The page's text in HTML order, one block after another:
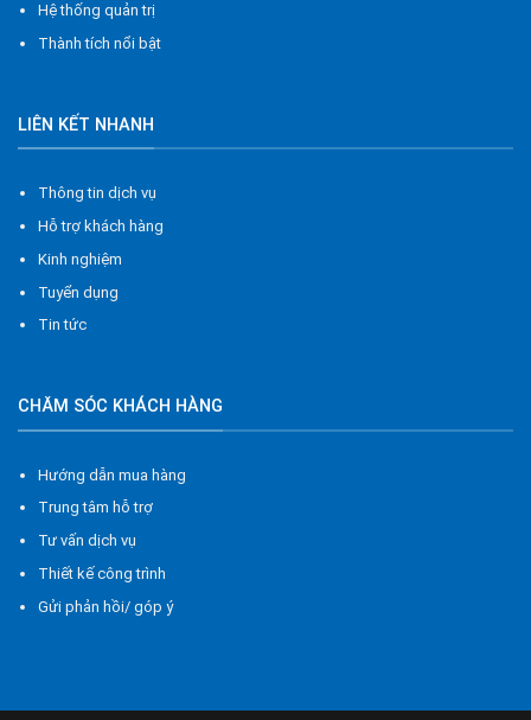
Hệ thống quản trị
Thành tích nổi bật
LIÊN KẾT NHANH
Thông tin dịch vụ
Hỗ trợ khách hàng
Kinh nghiệm
Tuyển dụng
Tin tức
CHĂM SÓC KHÁCH HÀNG
Hướng dẫn mua hàng
Trung tâm hỗ trợ
Tư vấn dịch vụ
Thiết kế công trình
Gửi phản hồi/ góp ý